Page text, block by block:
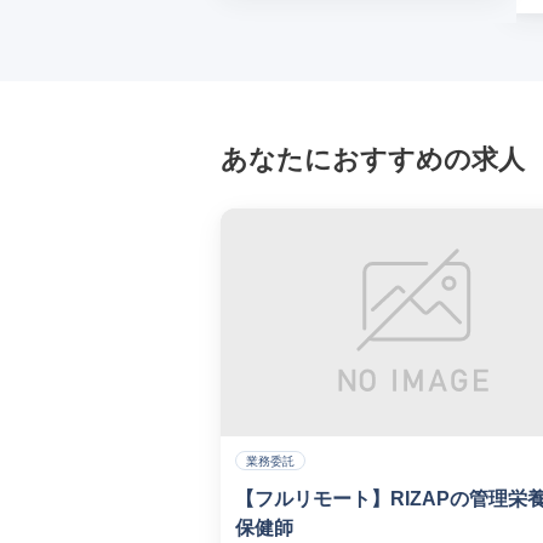
あなたにおすすめの求人
業務委託
【フルリモート】RIZAPの管理栄
保健師